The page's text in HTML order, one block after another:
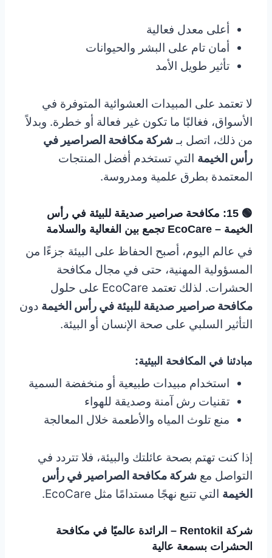
أعلى معدل فعالية
أمان تام على البشر والحيوانات
تأثير طويل الأمد
لا تعتمد على المبيدات العشوائية المتوفرة في
الأسواق، فغالبًا ما تكون غير فعالة أو خطرة. وبدلاً
من ذلك، اتصل بـشركة مكافحة الصراصير في
رأس الخيمة التي تستخدم أفضل المنتجات
المعتمدة بطرق علمية ومدروسة.
🟢 15: مكافحة صراصير صديقة للبيئة في رأس
الخيمة – EcoCare تجمع بين الفعالية والسلامة
في عالم اليوم، أصبح الحفاظ على البيئة جزءًا من
المسؤولية المهنية، حتى في مجال مكافحة
الحشرات. لذلك تعتمد EcoCare على حلول
مكافحة صراصير صديقة للبيئة في رأس الخيمة دون
التأثير السلبي على صحة الإنسان أو البيئة.
مبادئنا في المكافحة البيئية:
استخدام مبيدات طبيعية أو منخفضة السمية
تقنيات رش آمنة وصديقة للهواء
منع تلوث المياه والأطعمة خلال المعالجة
إذا كنت تهتم بصحة عائلتك والبيئة، فلا تتردد في
التواصل مع شركة مكافحة الصراصير في رأس
الخيمة التي تتبع نهجًا مستدامًا مثل EcoCare.
شركة Rentokil – الرائدة عالميًا في مكافحة
الحشرات بسمعة عالية